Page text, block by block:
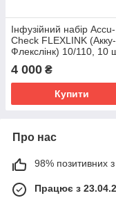
Інфузійний набір Accu-
Check FLEXLINK
Флекслінк) 10/110, 10
4 000 ₴
Купити
Про нас
98% позитивних з
Працює з